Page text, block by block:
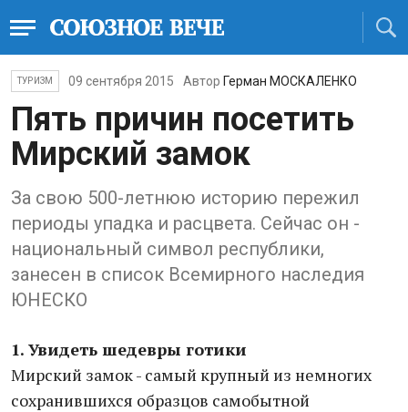
ТУРИЗМ 09 сентября 2015 Автор Герман МОСКАЛЕНКО
Пять причин посетить
Мирский замок
За свою 500-летнюю историю пережил
периоды упадка и расцвета. Сейчас он -
национальный символ республики,
занесен в список Всемирного наследия
ЮНЕСКО
1. Увидеть шедевры готики
Мирский замок - самый крупный из немногих
сохранившихся образцов самобытной